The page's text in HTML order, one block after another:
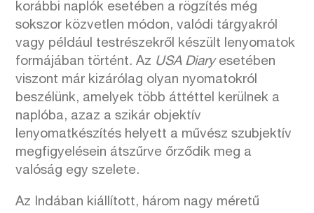
korábbi naplók esetében a rögzítés még
sokszor közvetlen módon, valódi tárgyakról
vagy például testrészekről készült lenyomatok
formájában történt. Az USA Diaryesetében
viszont már kizárólag olyan nyomatokról
beszélünk, amelyek több áttéttel kerülnek a
naplóba, azaz a szikár objektív
lenyomatkészítés helyett a művész szubjektív
megfigyelésein átszűrve őrződik meg a
valóság egy szelete.
Az Indában kiállított, három nagy méretű